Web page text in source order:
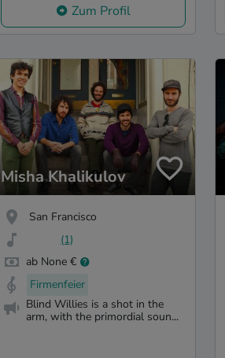
Zum Profil
Misha Khalikulov
San Francisco
(1)
ab None €
Firmenfeier
Blind Willies is a shot in the
arm, with the primordial soun...